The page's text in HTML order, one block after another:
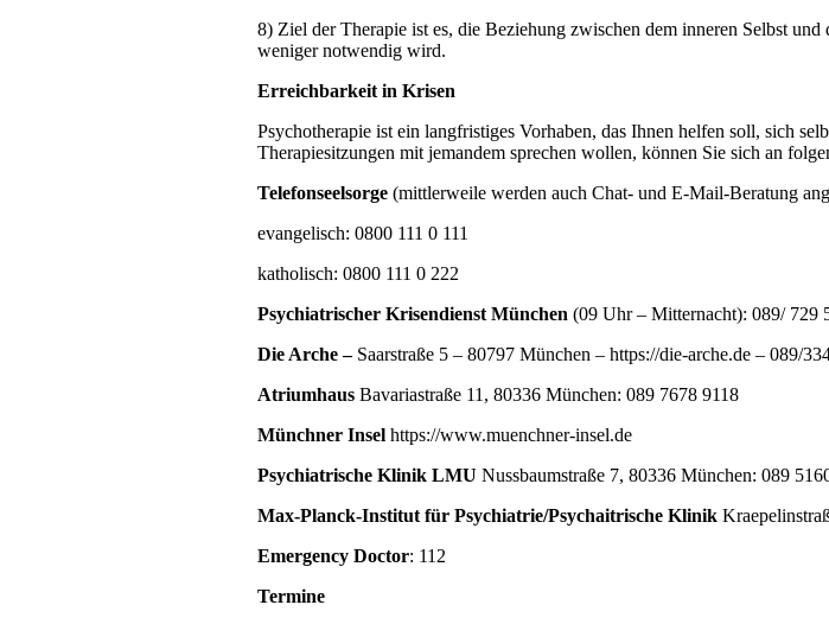
8) Ziel der Therapie ist es, die Beziehung zwischen dem inneren Selbst
weniger notwendig wird.
Erreichbarkeit in Krisen
Psychotherapie ist ein langfristiges Vorhaben, das Ihnen helfen soll, sich
Therapiesitzungen mit jemandem sprechen wollen, können Sie sich an
Telefonseelsorge (mittlerweile werden auch Chat- und E-Mail-Beratung
evangelisch: 0800 111 0 111
katholisch: 0800 111 0 222
Psychiatrischer Krisendienst München (09 Uhr – Mitternacht): 089/ 729
Die Arche – Saarstraße 5 – 80797 München – https://die-arche.de – 089/
Atriumhaus Bavariastraße 11, 80336 München: 089 7678 9118
Münchner Insel https://www.muenchner-insel.de
Psychiatrische Klinik LMU Nussbaumstraße 7, 80336 München: 089
Max-Planck-Institut für Psychiatrie/Psychaitrische Klinik
Emergency Doctor: 112
Termine